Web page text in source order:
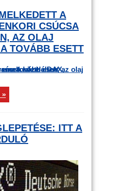
A
CSÚCSA
AZ OLAJ
TOVÁBB ESETT
»
ITT A